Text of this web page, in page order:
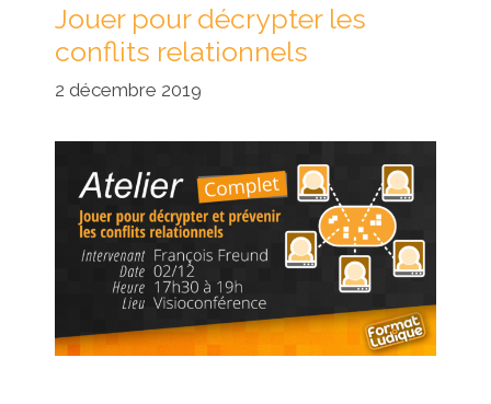
Jouer pour décrypter les
conflits relationnels
2 décembre 2019